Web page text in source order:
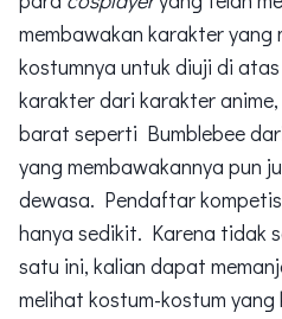
membawakan karakter yang
kostumnya untuk diuji di
karakter dari karakter
barat seperti Bumblebee
yang membawakannya pun
dewasa. Pendaftar
hanya sedikit. Karena tidak
satu ini, kalian dapat
melihat kostum-kostum yang